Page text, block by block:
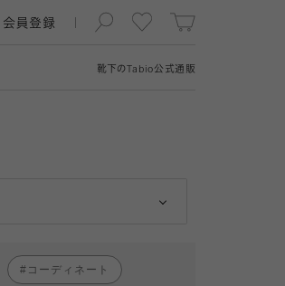
靴下の Tabio公式通販
会員登録
コーディネート